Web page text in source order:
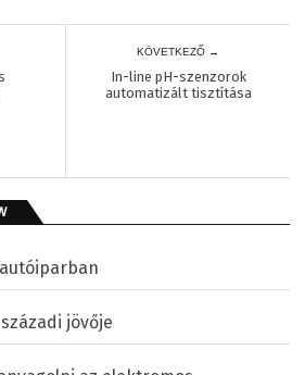
KÖVETKEZŐ →
In-line pH-szenzorok
automatizált tisztítása
jövője